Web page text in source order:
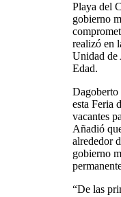
Playa del
gobierno
realizó en
Unidad de
Edad.
Dagoberto
esta Feria
vacantes
Añadió
alrededor
gobierno
“De las